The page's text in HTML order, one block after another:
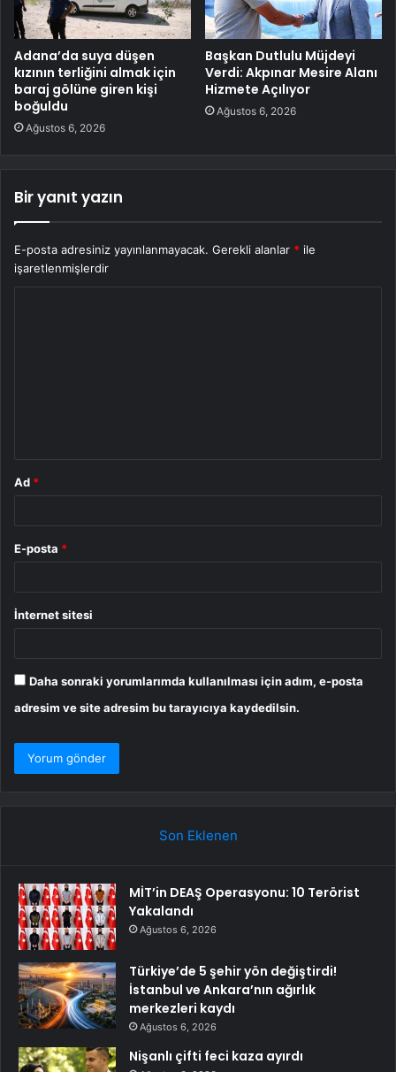
Adana’da suya düşen
kızının terliğini almak için
baraj gölüne giren kişi
boğuldu
Ağustos 6, 2026
Başkan Dutlulu Müjdeyi
Verdi: Akpınar Mesire Alanı
Hizmete Açılıyor
Ağustos 6, 2026
Bir yanıt yazın
E-posta adresiniz yayınlanmayacak. Gerekli alanlar * ile
işaretlenmişlerdir
Ad *
E-posta *
İnternet sitesi
Daha sonraki yorumlarımda kullanılması için adım, e-posta
adresim ve site adresim bu tarayıcıya kaydedilsin.
Son Eklenen
MİT’in DEAŞ Operasyonu: 10 Terörist
Yakalandı
Ağustos 6, 2026
Türkiye’de 5 şehir yön değiştirdi!
İstanbul ve Ankara’nın ağırlık
merkezleri kaydı
Ağustos 6, 2026
Nişanlı çifti feci kaza ayırdı